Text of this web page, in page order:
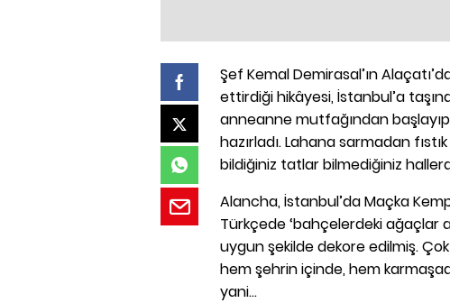
Şef Kemal Demirasal’ın
ettirdiği hikâyesi, İstanbul’a
anneanne mutfağından
hazırladı. Lahana sarmadan
bildiğiniz tatlar bilmediğiniz
Alancha, İstanbul’da Maçka
Türkçede ‘bahçelerdeki ağaçlar
uygun şekilde dekore edilmiş.
hem şehrin içinde, hem
yani…